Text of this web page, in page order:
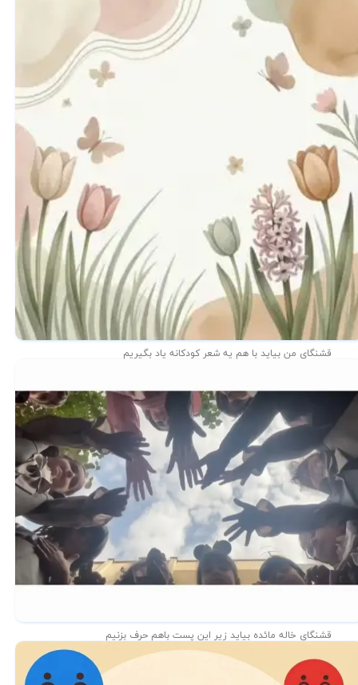
قشنگای من بيايد با هم یه شعر کودکانه ياد بگیریم
قشنگای خاله مائده بیاید زیر این پست باهم حرف بزنیم